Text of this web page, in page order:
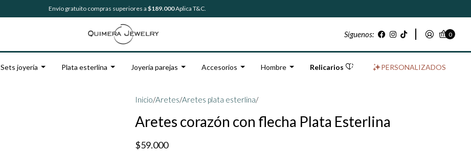
Envío gratuito compras superiores a $189.000Aplica T&C.
Síguenos: 0
Sets joyería Plata esterlina Joyería parejas Accesorios Hombre Relicarios PERSONALIZADOS
Inicio/Aretes/Aretes plata esterlina/
Aretes corazón con flecha Plata Esterlina
$59.000